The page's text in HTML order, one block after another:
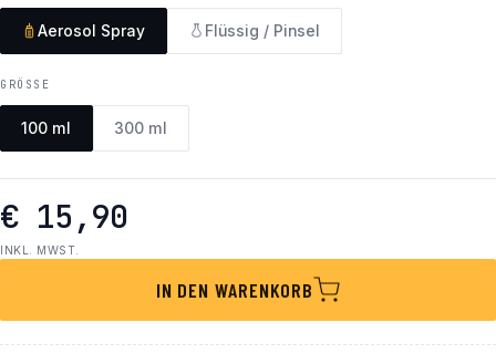
Aerosol Spray Flüssig / Pinsel
GRÖSSE
100 ml 300 ml
€ 15,90
INKL. MWST.
IN DEN WARENKORB